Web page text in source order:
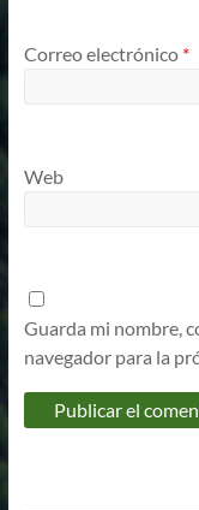
Correo electrónico *
Web
Guarda mi nombre,
navegador para la